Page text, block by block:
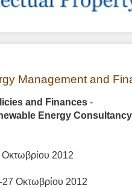
Management and
and Finances -
Energy
2012
Οκτωβρίου 2012